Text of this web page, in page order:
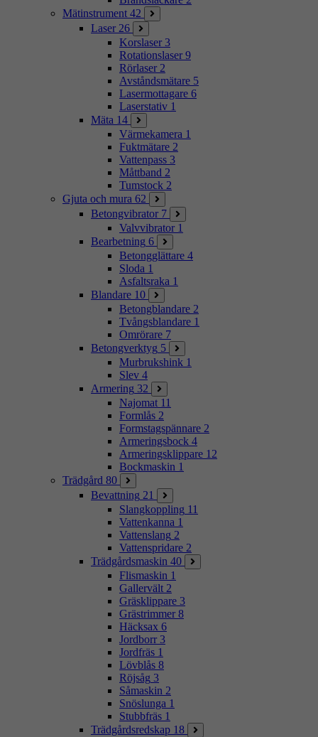
Mätinstrument 42
Laser 26
Korslaser 3
Rotationslaser 9
Rörlaser 2
Avståndsmätare 5
Lasermottagare 6
Laserstativ 1
Mäta 14
Värmekamera 1
Fuktmätare 2
Vattenpass 3
Måttband 2
Tumstock 2
Gjuta och mura 62
Betongvibrator 7
Valvvibrator 1
Bearbetning 6
Betongglättare 4
Sloda 1
Asfaltsraka 1
Blandare 10
Betongblandare 2
Tvångsblandare 1
Omrörare 7
Betongverktyg 5
Murbrukshink 1
Slev 4
Armering 32
Najomat 11
Formlås 2
Formstagspännare 2
Armeringsbock 4
Armeringsklippare 12
Bockmaskin 1
Trädgård 80
Bevattning 21
Slangkoppling 11
Vattenkanna 1
Vattenslang 2
Vattenspridare 2
Trädgårdsmaskin 40
Flismaskin 1
Gallervält 2
Gräsklippare 3
Grästrimmer 8
Häcksax 6
Jordborr 3
Jordfräs 1
Lövblås 8
Röjsåg 3
Såmaskin 2
Snöslunga 1
Stubbfräs 1
Trädgårdsredskap 18